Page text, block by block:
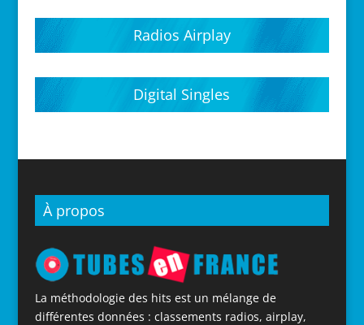
Radios Airplay
Digital Singles
À propos
La méthodologie des hits est un mélange de
différentes données : classements radios, airplay,